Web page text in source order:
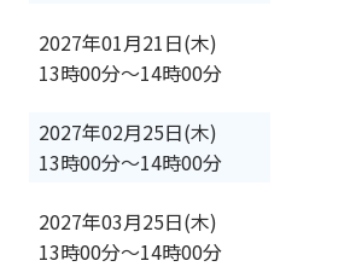
2027年01月21日(木)
13時00分〜14時00分
2027年02月25日(木)
13時00分〜14時00分
2027年03月25日(木)
13時00分〜14時00分